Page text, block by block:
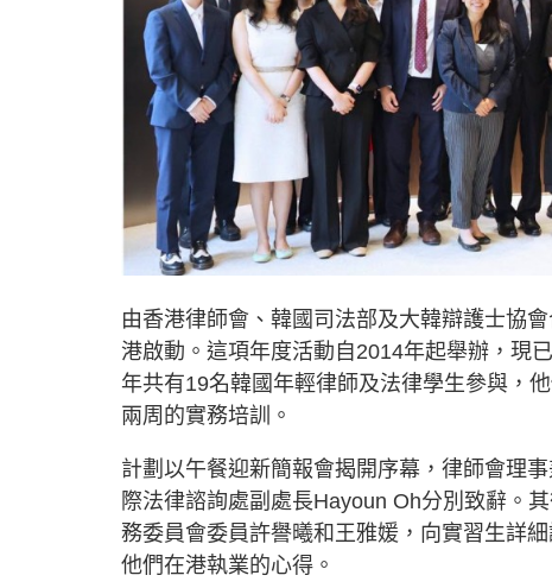
由香港律師會、韓國司法部及大韓辯護士協
港啟動。這項年度活動自2014年起舉辦，現
年共有19名韓國年輕律師及法律學生參與，
兩周的實務培訓。
計劃以午餐迎新簡報會揭開序幕，律師會理
際法律諮詢處副處長Hayoun Oh分別致辭。
務委員會委員許譽曦和王雅媛，向實習生詳
他們在港執業的心得。